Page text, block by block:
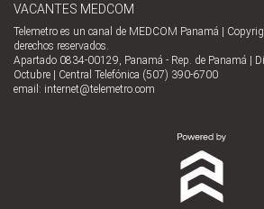
VACANTES MEDCOM
Telemetro es un canal de MEDCOM Panamá |
derechos reservados.
Apartado 0834-00129, Panamá - Rep. de Panamá |
Octubre | Central Telefónica (507) 390-6700
email: internet@telemetro.com